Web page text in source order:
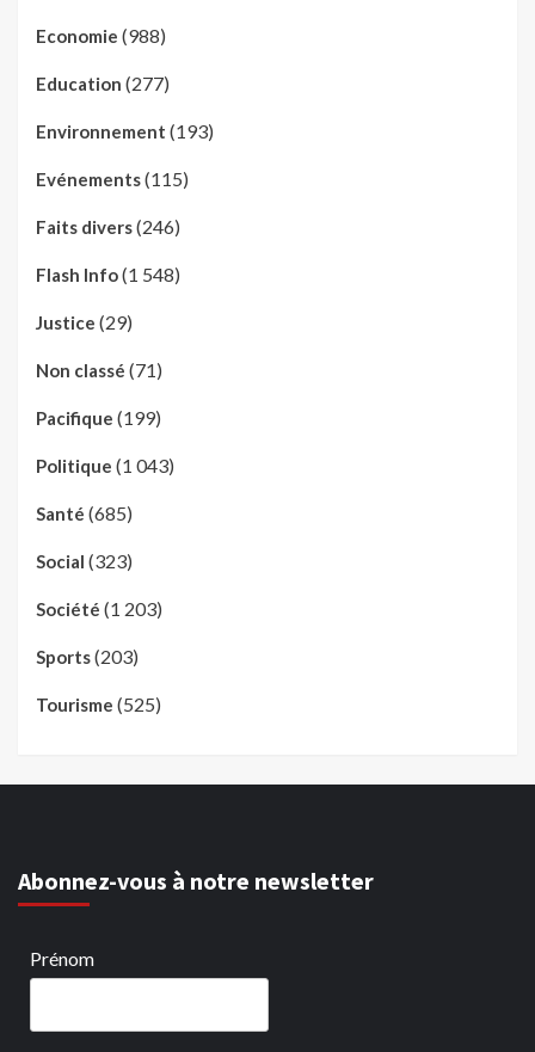
Economie (988)
Education (277)
Environnement (193)
Evénements(115)
Faits divers(246)
Flash Info(1 548)
Justice (29)
Non classé (71)
Pacifique (199)
Politique (1 043)
Santé (685)
Social (323)
Société (1 203)
Sports(203)
Tourisme (525)
Abonnez-vous à notre newsletter
Prénom